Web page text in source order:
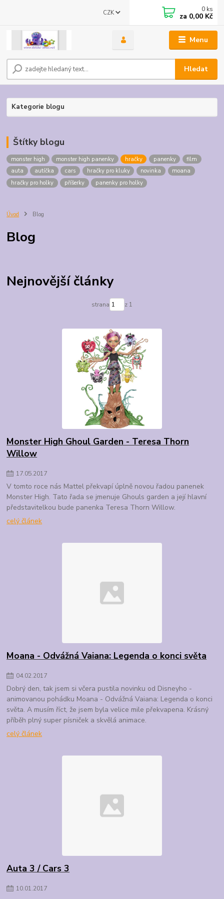
Menu
CZK
Hledat
0 ks
za 0,00 Kč
Kategorie blogu
Štítky blogu
monster high monster high panenky hračky panenky
film
auta
autíčka cars hračky pro kluky novinka
moana
hračky pro holky
příšerky panenky pro holky
Úvod Blog
Blog
Nejnovější články
strana z 1
Monster High Ghoul Garden - Teresa Thorn
Willow
17.05.2017
V tomto roce nás Mattel překvapí úplně novou řadou panenek
Monster High. Tato řada se jmenuje Ghouls garden a její hlavní
představitelkou bude panenka Teresa Thorn Willow.
celý článek
Moana - Odvážná Vaiana: Legenda o konci světa
04.02.2017
Dobrý den, tak jsem si včera pustila novinku od Disneyho -
animovanou pohádku Moana - Odvážná Vaiana: Legenda o konci
světa. A musím říct, že jsem byla velice mile překvapena. Krásný
příběh plný super písniček a skvělá animace.
celý článek
Auta 3 / Cars 3
10.01.2017